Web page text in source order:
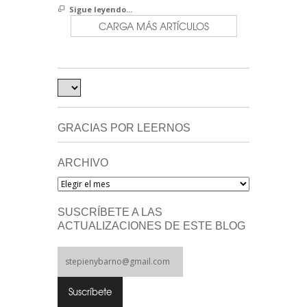
Sigue leyendo...
CARGA MÁS ARTÍCULOS
GRACIAS POR LEERNOS
ARCHIVO
Archivo
SUSCRÍBETE A LAS
ACTUALIZACIONES DE ESTE BLOG